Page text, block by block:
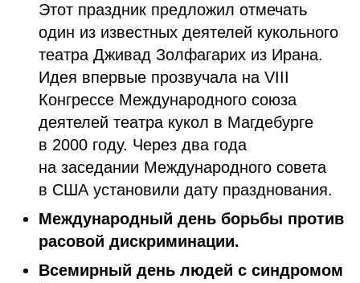
Этот праздник предложил отмечать
один из известных деятелей кукольного
театра Дживад Золфагарих из Ирана.
Идея впервые прозвучала на VIII
Конгрессе Международного союза
деятелей театра кукол в Магдебурге
в 2000 году. Через два года
на заседании Международного совета
в США установили дату празднования.
Международный день борьбы против
расовой дискриминации.
Всемирный день людей с синдромом